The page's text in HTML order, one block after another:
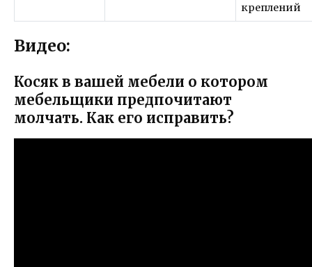
креплений
Видео:
Косяк в вашей мебели о котором
мебельщики предпочитают
молчать. Как его исправить?